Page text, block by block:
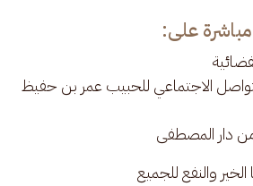
على:
الاجتماعي للحبيب عمر بن حفيظ
من دار المصطفى
والنفع للجميع